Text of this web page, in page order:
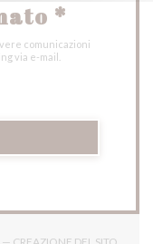
*
comunicazioni
via e-mail.